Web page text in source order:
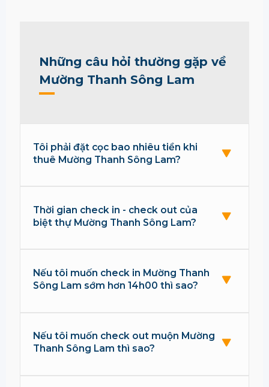
Những câu hỏi thường gặp về
Mường Thanh Sông Lam
Tôi phải đặt cọc bao nhiêu tiền khi
thuê Mường Thanh Sông Lam?
Thời gian check in - check out của
biệt thự Mường Thanh Sông Lam?
Nếu tôi muốn check in Mường Thanh
Sông Lam sớm hơn 14h00 thì sao?
Nếu tôi muốn check out muộn Mường
Thanh Sông Lam thì sao?